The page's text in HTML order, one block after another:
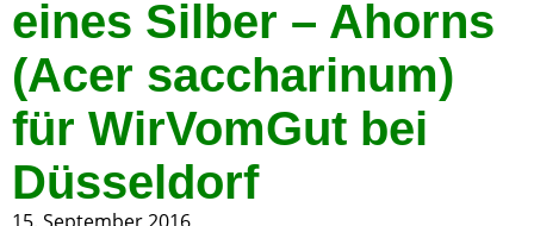
eines Silber – Ahorns
(Acer saccharinum)
für WirVomGut bei
Düsseldorf